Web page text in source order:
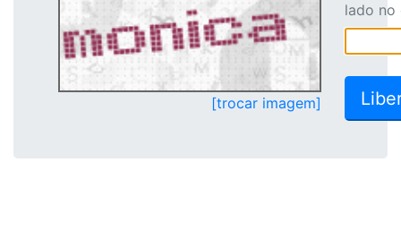
[trocar imagem]
lado no